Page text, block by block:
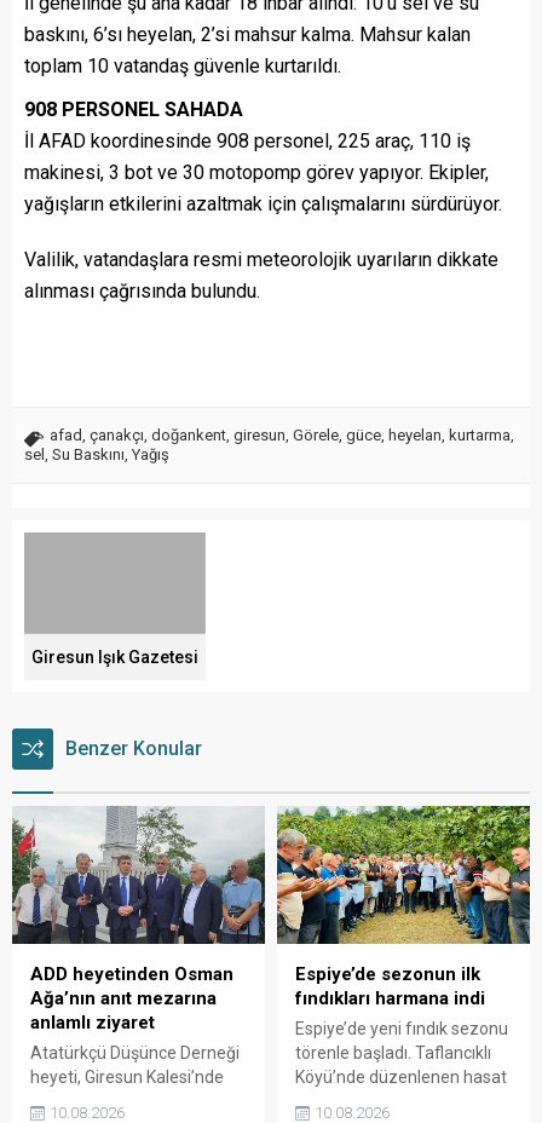
baskını, 6’sı heyelan, 2’si mahsur kalma. Mahsur kalan
toplam 10 vatandaş güvenle kurtarıldı.
908 PERSONEL SAHADA
İl AFAD koordinesinde 908 personel, 225 araç, 110 iş
makinesi, 3 bot ve 30 motopomp görev yapıyor. Ekipler,
yağışların etkilerini azaltmak için çalışmalarını sürdürüyor.
Valilik, vatandaşlara resmi meteorolojik uyarıların dikkate
alınması çağrısında bulundu.
afad, çanakçı, doğankent, giresun, Görele, güce, heyelan, kurtarma,
sel , Su Baskını, Yağış
Giresun Işık Gazetesi
Benzer Konular
ADD heyetinden Osman
Ağa’nın anıt mezarına
anlamlı ziyaret
Atatürkçü Düşünce Derneği
heyeti, Giresun Kalesi’nde
bulunan Topal Osman
10.08.2026
Espiye’de sezonun ilk
fındıkları harmana indi
Espiye’de yeni fındık sezonu
törenle başladı. Taflancıklı
Köyü’nde düzenlenen hasat
programında üreticiler
10.08.2026